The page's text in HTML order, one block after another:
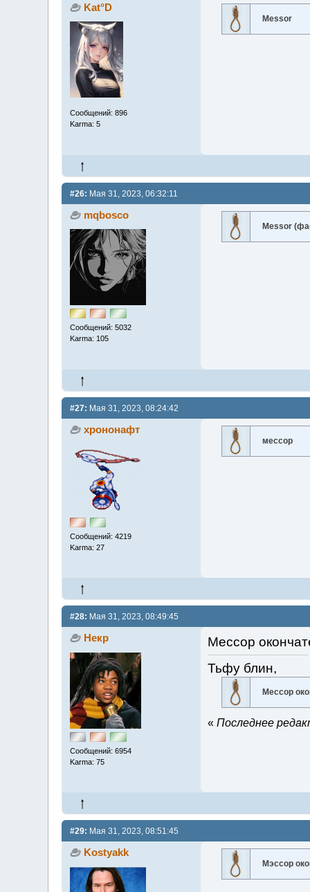
Kat°D
Сообщений: 896
Karma: 5
Messor
#26: Мая 31, 2023, 06:32:11
mqbosco
Сообщений: 5032
Karma: 105
Messor
#27: Мая 31, 2023, 08:24:42
хрононафт
Сообщений: 4219
Karma: 27
мессор
#28: Мая 31, 2023, 08:49:45
Некр
Сообщений: 6954
Karma: 75
Мессор
Тьфу блин,
Мессор
« Последнее
#29: Мая 31, 2023, 08:51:45
Kostyakk
Мэссор